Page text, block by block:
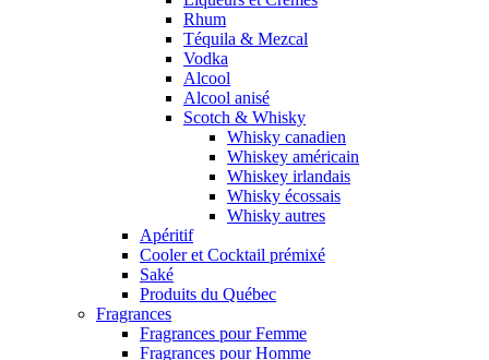
Rhum
Téquila & Mezcal
Vodka
Alcool
Alcool anisé
Scotch & Whisky
Whisky canadien
Whiskey américain
Whiskey irlandais
Whisky écossais
Whisky autres
Apéritif
Cooler et Cocktail prémixé
Saké
Produits du Québec
Fragrances
Fragrances pour Femme
Fragrances pour Homme